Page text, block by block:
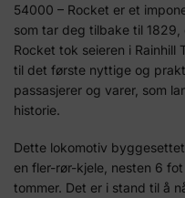
54000 – Rocket er et
som tar deg tilbake til
Rocket tok seieren i Rainhill
til det første nyttige og
passasjerer og varer, som
historie.
Dette lokomotiv
en fler-rør-kjele, nesten 6
tommer. Det er i stand til å